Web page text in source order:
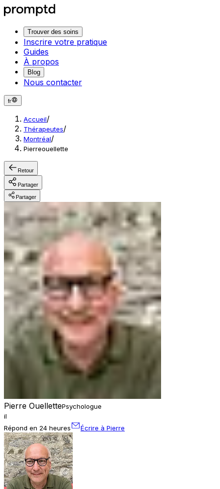
Trouver des soins
Inscrire votre pratique
Guides
À propos
Blog
Nous contacter
fr
Accueil/
Thérapeutes/
Montréal/
Pierreouellette
Retour
Partager
Partager
Pierre OuellettePsychologue
il
Répond en 24 heures
Écrire à Pierre